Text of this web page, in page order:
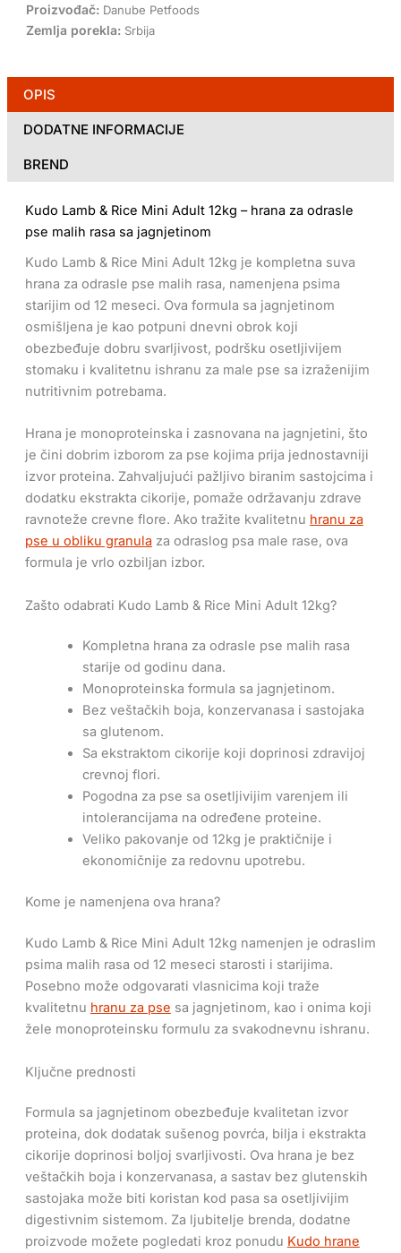
Proizvođač: Danube Petfoods
Zemlja porekla: Srbija
OPIS
DODATNE INFORMACIJE
BREND
Kudo Lamb & Rice Mini Adult 12kg – hrana za odrasle
pse malih rasa sa jagnjetinom
Kudo Lamb & Rice Mini Adult 12kg je kompletna suva
hrana za odrasle pse malih rasa, namenjena psima
starijim od 12 meseci. Ova formula sa jagnjetinom
osmišljena je kao potpuni dnevni obrok koji
obezbeđuje dobru svarljivost, podršku osetljivijem
stomaku i kvalitetnu ishranu za male pse sa izraženijim
nutritivnim potrebama.
Hrana je monoproteinska i zasnovana na jagnjetini, što
je čini dobrim izborom za pse kojima prija jednostavniji
izvor proteina. Zahvaljujući pažljivo biranim sastojcima i
dodatku ekstrakta cikorije, pomaže održavanju zdrave
ravnoteže crevne flore. Ako tražite kvalitetnu hranu za
pse u obliku granula za odraslog psa male rase, ova
formula je vrlo ozbiljan izbor.
Zašto odabrati Kudo Lamb & Rice Mini Adult 12kg?
Kompletna hrana za odrasle pse malih rasa
starije od godinu dana.
Monoproteinska formula sa jagnjetinom.
Bez veštačkih boja, konzervanasa i sastojaka
sa glutenom.
Sa ekstraktom cikorije koji doprinosi zdravijoj
crevnoj flori.
Pogodna za pse sa osetljivijim varenjem ili
intolerancijama na određene proteine.
Veliko pakovanje od 12kg je praktičnije i
ekonomičnije za redovnu upotrebu.
Kome je namenjena ova hrana?
Kudo Lamb & Rice Mini Adult 12kg namenjen je odraslim
psima malih rasa od 12 meseci starosti i starijima.
Posebno može odgovarati vlasnicima koji traže
kvalitetnu hranu za pse sa jagnjetinom, kao i onima koji
žele monoproteinsku formulu za svakodnevnu ishranu.
Ključne prednosti
Formula sa jagnjetinom obezbeđuje kvalitetan izvor
proteina, dok dodatak sušenog povrća, bilja i ekstrakta
cikorije doprinosi boljoj svarljivosti. Ova hrana je bez
veštačkih boja i konzervanasa, a sastav bez glutenskih
sastojaka može biti koristan kod pasa sa osetljivijim
digestivnim sistemom. Za ljubitelje brenda, dodatne
proizvode možete pogledati kroz ponudu Kudo hrane